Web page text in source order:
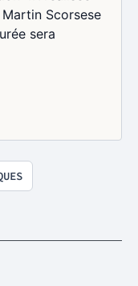
Scorsese
sera